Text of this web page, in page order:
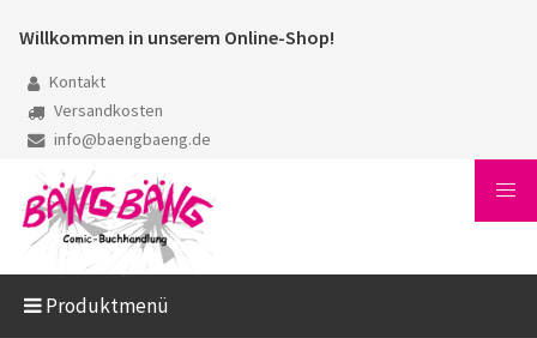
Willkommen in unserem Online-Shop!
Kontakt
Versandkosten
info@baengbaeng.de
Produktmenü